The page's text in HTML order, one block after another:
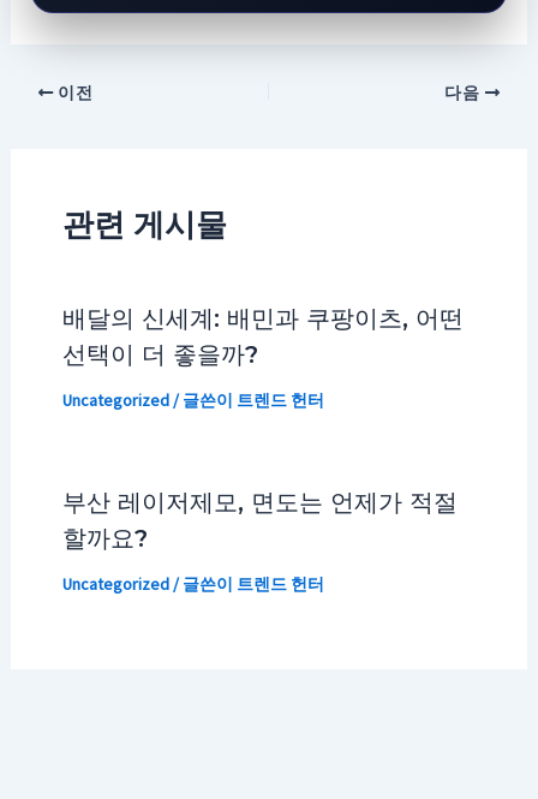
이전 다음
관련 게시물
배달의 신세계: 배민과 쿠팡이츠, 어떤
선택이 더 좋을까?
Uncategorized/ 글쓴이 트렌드 헌터
부산 레이저제모, 면도는 언제가 적절
할까요?
Uncategorized/ 글쓴이 트렌드 헌터